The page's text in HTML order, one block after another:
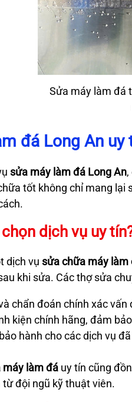
Sửa máy làm đá
đá Long An uy
sửa máy làm đá Long An
tốt không chỉ mang
dịch vụ uy
dịch vụ sửa chữa máy làm
khi sửa. Các thợ sửa
chẩn đoán chính xác vấn
kiện chính hãng, đảm
hành cho các dịch vụ
máy làm đá uy tín cũng
đội ngũ kỹ thuật viên.